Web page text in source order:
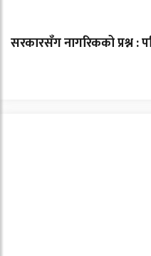
सरकारसँग नागरिकको प्रश्न :